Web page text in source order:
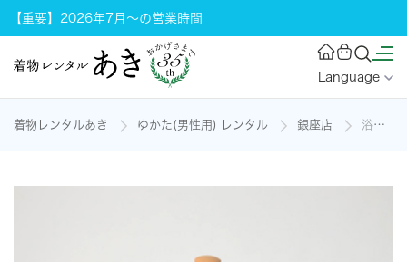
【重要】2026年7月～の営業時間
Language
着物レンタルあき ゆかた(男性用) レンタル 銀座店 浴衣[172-180cm]（グレー地）の着物レンタル